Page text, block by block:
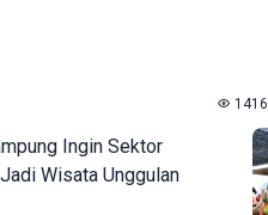
1416
Ingin Sektor
Wisata Unggulan